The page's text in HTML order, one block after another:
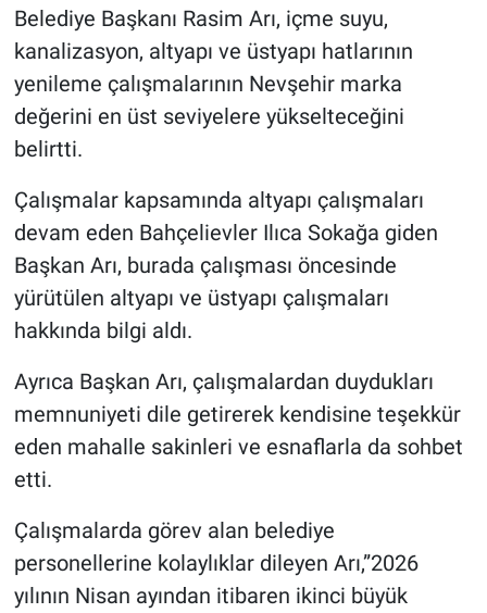
Belediye Başkanı Rasim Arı, içme suyu,
kanalizasyon, altyapı ve üstyapı hatlarının
yenileme çalışmalarının Nevşehir marka
değerini en üst seviyelere yükselteceğini
belirtti.
Çalışmalar kapsamında altyapı çalışmaları
devam eden Bahçelievler Ilıca Sokağa giden
Başkan Arı, burada çalışması öncesinde
yürütülen altyapı ve üstyapı çalışmaları
hakkında bilgi aldı.
Ayrıca Başkan Arı, çalışmalardan duydukları
memnuniyeti dile getirerek kendisine teşekkür
eden mahalle sakinleri ve esnaflarla da sohbet
etti.
Çalışmalarda görev alan belediye
personellerine kolaylıklar dileyen Arı,”2026
yılının Nisan ayından itibaren ikinci büyük